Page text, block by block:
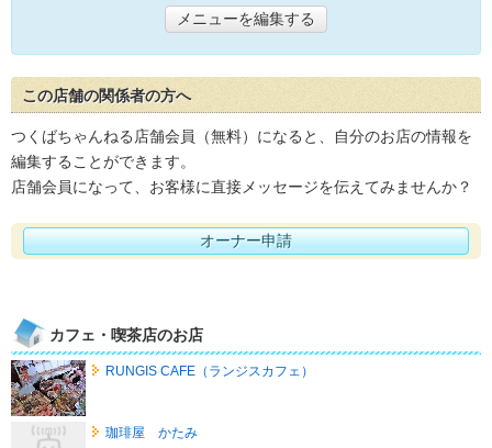
メニューを編集する
この店舗の関係者の方へ
つくばちゃんねる店舗会員（無料）になると、自分のお店の情報を
編集することができます。
店舗会員になって、お客様に直接メッセージを伝えてみませんか？
オーナー申請
カフェ・喫茶店のお店
RUNGIS CAFE（ランジスカフェ）
珈琲屋 かたみ